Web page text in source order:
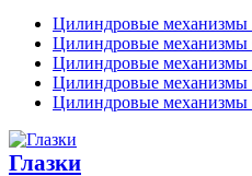
Цилиндровые механизмы
Цилиндровые механизмы
Цилиндровые механизмы
Цилиндровые механизмы
Цилиндровые
Глазки